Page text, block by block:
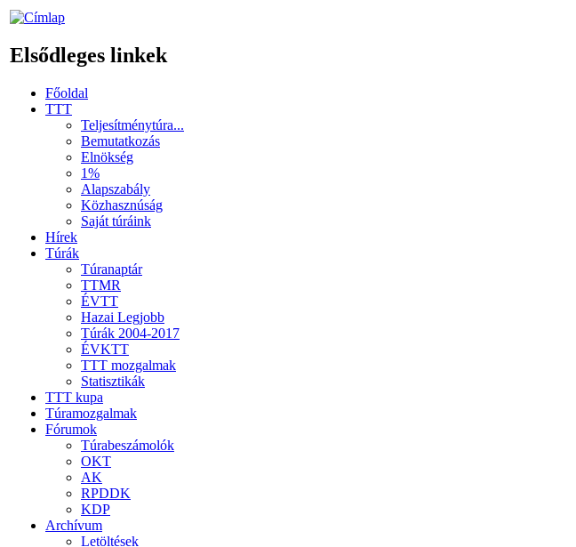
Elsődleges linkek
Főoldal
TTT
Teljesítménytúra...
Bemutatkozás
Elnökség
1%
Alapszabály
Közhasznúság
Saját túráink
Hírek
Túrák
Túranaptár
TTMR
ÉVTT
Hazai Legjobb
Túrák 2004-2017
ÉVKTT
TTT mozgalmak
Statisztikák
TTT kupa
Túramozgalmak
Fórumok
Túrabeszámolók
OKT
AK
RPDDK
KDP
Archívum
Letöltések